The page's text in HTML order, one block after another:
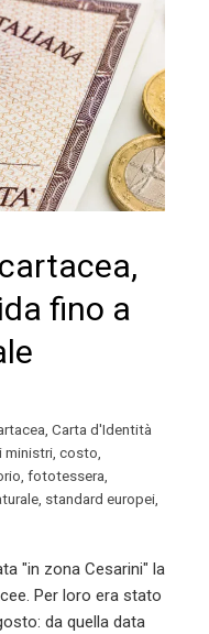
fino a
, Carta d'Identità
ministri, costo,
, fototessera,
, standard europei,
"in zona Cesarini" la
Per loro era stato
da quella data